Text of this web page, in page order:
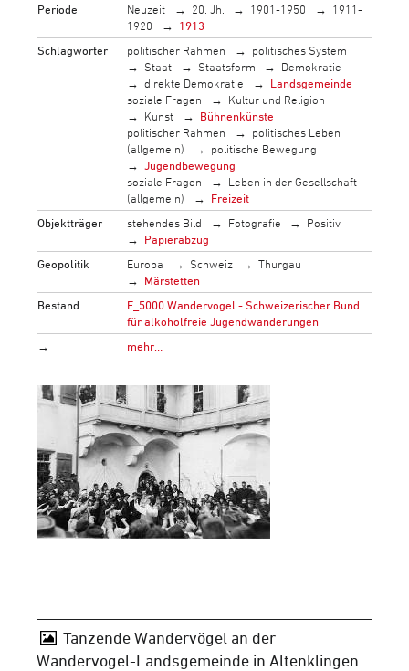
Periode
Neuzeit 20. Jh. 1901-1950
1911-
1920
1913
Schlagwörter
politischer Rahmen
politisches System
Staat
Staatsform
Demokratie
direkte Demokratie
Landsgemeinde
soziale Fragen
Kultur und Religion
Kunst
Bühnenkünste
politischer Rahmen
politisches Leben
(allgemein)
politische Bewegung
Jugendbewegung
soziale Fragen
Leben in der Gesellschaft
(allgemein)
Freizeit
Objektträger
stehendes Bild Fotografie
Positiv
Papierabzug
Geopolitik
Europa Schweiz
Thurgau
Märstetten
Bestand
F_5000 Wandervogel - Schweizerischer Bund
für alkoholfreie Jugendwanderungen
→
mehr…
Tanzende Wandervögel an der
Wandervogel-Landsgemeinde in Altenklingen